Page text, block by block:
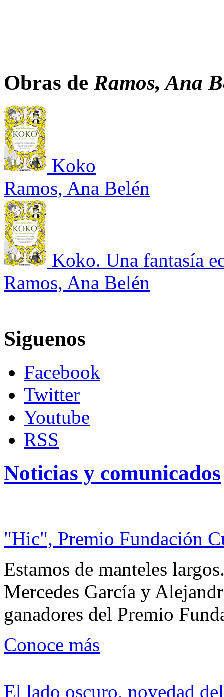
Obras de Ramos, Ana
Koko
Ramos, Ana Belén
Koko. Una fantasía
Ramos, Ana Belén
Siguenos
Facebook
Twitter
Youtube
RSS
Noticias y comunicados
"Hic", Premio Fundación
Estamos de manteles
Mercedes García y
ganadores del Premio
Conoce más
El lado oscuro, novedad